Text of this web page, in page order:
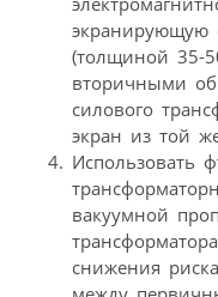
экранирующую
(толщиной 35-
вторичными
силового
экран из той
Использовать
вакуумной
снижения